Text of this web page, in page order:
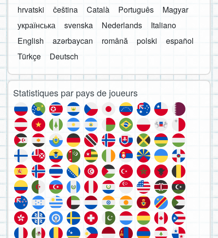
hrvatski
čeština Català Português
Magyar
українська
svenska Nederlands
Italiano
English
azərbaycan română polski
español
Türkçe
Deutsch
Statistiques par pays de joueurs